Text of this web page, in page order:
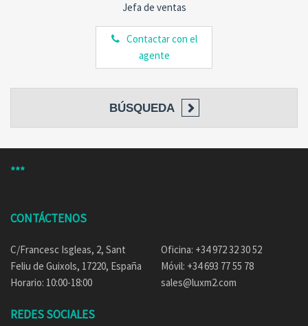
Jefa de ventas
Contactar con el
agente
BÚSQUEDA
***
CONTÁCTENOS
C/Francesc Isgleas, 2, Sant
Feliu de Guixols, 17220, España
Horario: 10:00-18:00
Oficina: +34 972 32 30 52
Móvil: +34 693 77 55 78
sales@luxm2.com
REDES SOCIALES